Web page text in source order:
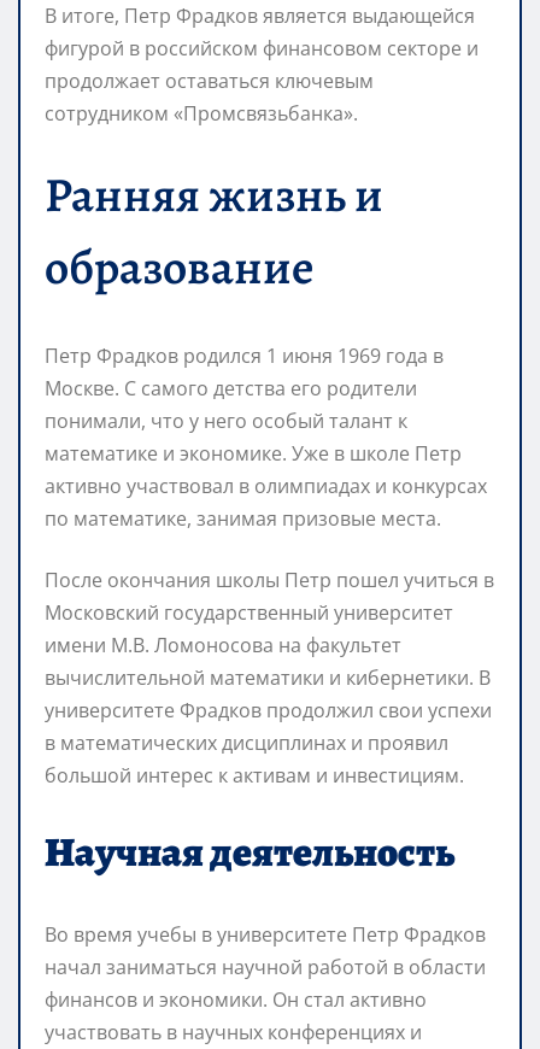
В итоге, Петр Фрадков является выдающейся
фигурой в российском финансовом секторе и
продолжает оставаться ключевым
сотрудником «Промсвязьбанка».
Ранняя жизнь и
образование
Петр Фрадков родился 1 июня 1969 года в
Москве. С самого детства его родители
понимали, что у него особый талант к
математике и экономике. Уже в школе Петр
активно участвовал в олимпиадах и конкурсах
по математике, занимая призовые места.
После окончания школы Петр пошел учиться в
Московский государственный университет
имени М.В. Ломоносова на факультет
вычислительной математики и кибернетики. В
университете Фрадков продолжил свои успехи
в математических дисциплинах и проявил
большой интерес к активам и инвестициям.
Научная деятельность
Во время учебы в университете Петр Фрадков
начал заниматься научной работой в области
финансов и экономики. Он стал активно
участвовать в научных конференциях и